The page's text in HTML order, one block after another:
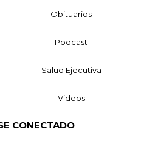
Obituarios
Podcast
Salud Ejecutiva
Videos
CONECTADO